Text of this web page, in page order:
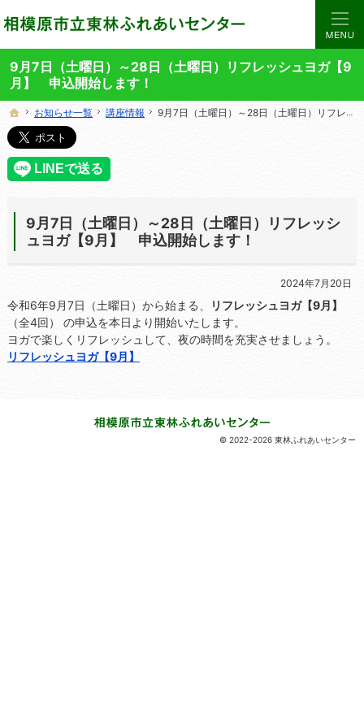
9月7日（土曜日）～28日（土曜日）リフレッシュヨガ【9
月】 申込開始します！
ホーム
お知らせ一覧 講座情報 9月7日（土曜日）～28日（土曜日）リフレッシュヨガ【9月】 申込開始します！
9月7日（土曜日）～28日（土曜日）リフレッシ
ュヨガ【9月】 申込開始します！
2024年7月20日
令和6年9月7日（土曜日）から始まる、
リフレッシュヨガ【9月】
（全4回） の申込を本日より開始いたします。
ヨガで楽しくリフレッシュして、夜の時間を充実させましょう。
リフレッシュヨガ【9月】
ホーム
お知らせ一覧 講座情報 9月7日（土曜日）～28日（土曜日）リフレッシュヨガ【9月】 申込開始します！
© 2022-2026 東林ふれあいセンター